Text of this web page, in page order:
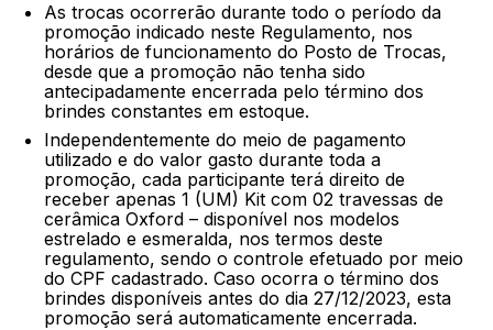
As trocas ocorrerão durante todo o período da
promoção indicado neste Regulamento, nos
horários de funcionamento do Posto de Trocas,
desde que a promoção não tenha sido
antecipadamente encerrada pelo término dos
brindes constantes em estoque.
Independentemente do meio de pagamento
utilizado e do valor gasto durante toda a
promoção, cada participante terá direito de
receber apenas 1 (UM) Kit com 02 travessas de
cerâmica Oxford – disponível nos modelos
estrelado e esmeralda, nos termos deste
regulamento, sendo o controle efetuado por meio
do CPF cadastrado. Caso ocorra o término dos
brindes disponíveis antes do dia 27/12/2023, esta
promoção será automaticamente encerrada.